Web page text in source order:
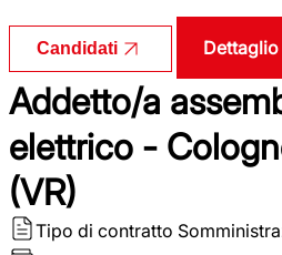
Candidati
Addetto/a
elettrico -
(VR)
Tipo di contratto